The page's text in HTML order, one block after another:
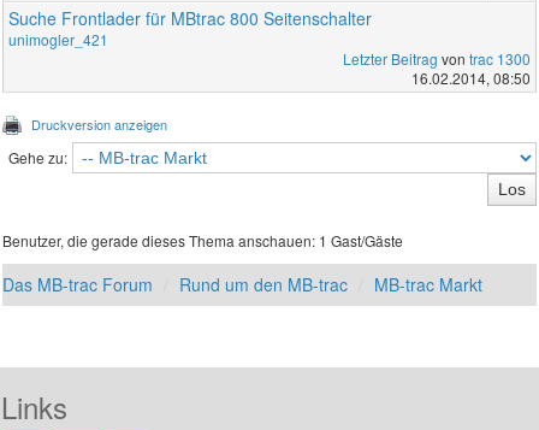
Suche Frontlader für MBtrac 800 Seitenschalter
unimogler_421
Letzter Beitrag von trac 1300
16.02.2014, 08:50
Druckversion anzeigen
Gehe zu:
Benutzer, die gerade dieses Thema anschauen: 1 Gast/Gäste
Das MB-trac Forum Rund um den MB-trac MB-trac Markt
Links